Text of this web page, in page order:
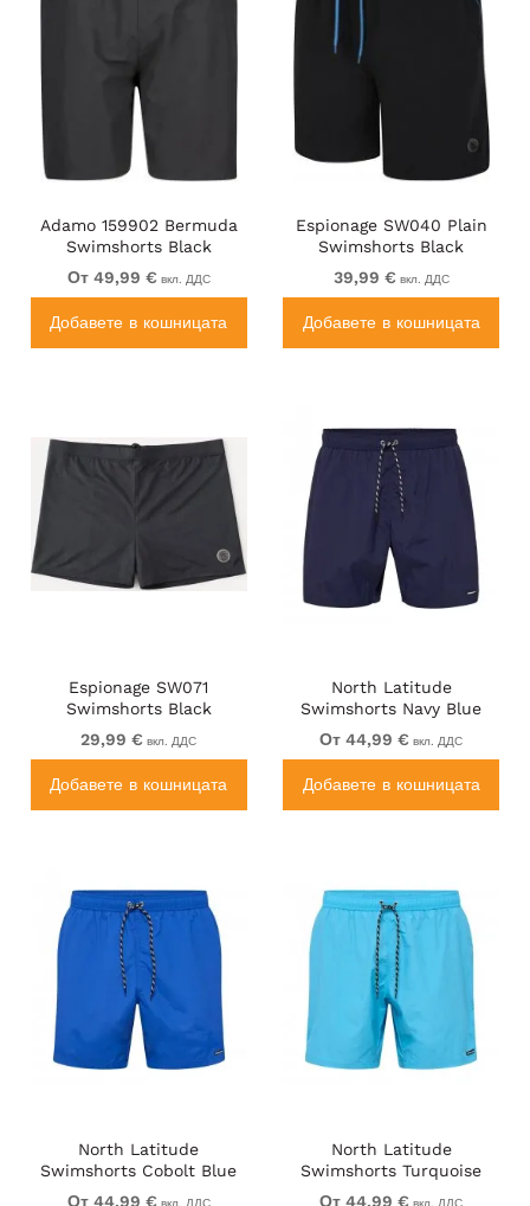
Adamo 159902 Bermuda
Swimshorts Black
От 49,99 € вкл. ДДС
Добавете в кошницата
Espionage SW040 Plain
Swimshorts Black
39,99 € вкл. ДДС
Добавете в кошницата
Espionage SW071
Swimshorts Black
29,99 € вкл. ДДС
Добавете в кошницата
North Latitude
Swimshorts Navy Blue
От 44,99 € вкл. ДДС
Добавете в кошницата
North Latitude
Swimshorts Cobolt Blue
От 44,99 € вкл. ДДС
North Latitude
Swimshorts Turquoise
От 44,99 € вкл. ДДС